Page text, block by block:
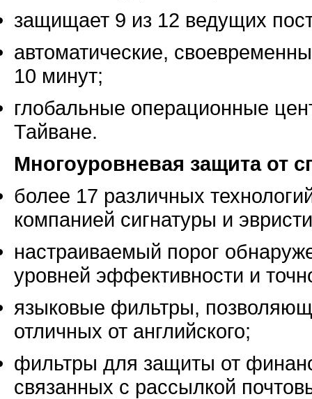
защищает 9 из 12 ведущих
автоматические,
10 минут;
глобальные операционные
Тайване.
Многоуровневая защита от
более 17 различных
компанией сигнатуры и
настраиваемый порог
уровней эффективности и
языковые фильтры,
отличных от английского;
фильтры для защиты от
связанных с рассылкой